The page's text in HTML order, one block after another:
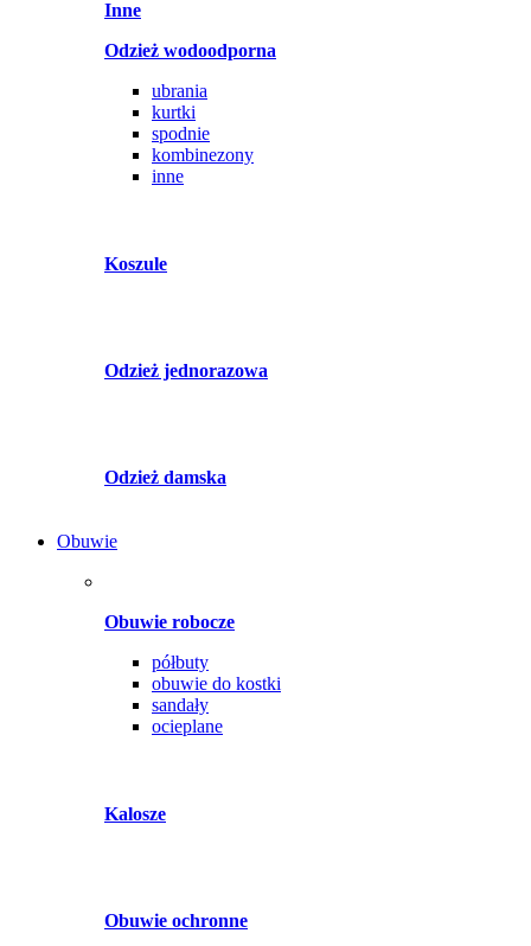
Inne
Odzież wodoodporna
ubrania
kurtki
spodnie
kombinezony
inne
Koszule
Odzież jednorazowa
Odzież damska
Obuwie
Obuwie robocze
półbuty
obuwie do kostki
sandały
ocieplane
Kalosze
Obuwie ochronne